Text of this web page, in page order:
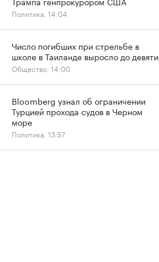
Политика, 14:04
Число погибших при стрельбе в
школе в Таиланде выросло до девяти
Общество, 14:00
Bloomberg узнал об ограничении
Турцией прохода судов в Черном
море
Политика, 13:57